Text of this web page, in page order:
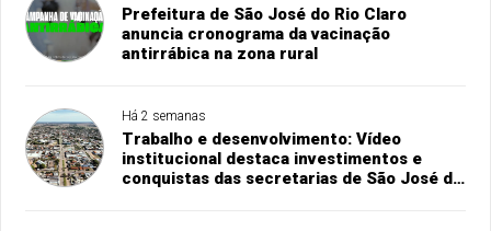
Prefeitura de São José do Rio Claro
anuncia cronograma da vacinação
antirrábica na zona rural
Há 2 semanas
Trabalho e desenvolvimento: Vídeo
institucional destaca investimentos e
conquistas das secretarias de São José do